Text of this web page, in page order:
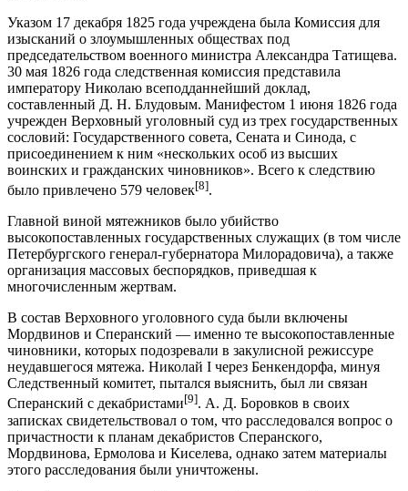
Указом 17 декабря 1825 года учреждена была Комиссия для
изысканий о злоумышленных обществах под
председательством военного министра Александра Татищева.
30 мая 1826 года следственная комиссия представила
императору Николаю всеподданнейший доклад,
составленный Д. Н. Блудовым. Манифестом 1 июня 1826 года
учрежден Верховный уголовный суд из трех государственных
сословий: Государственного совета, Сената и Синода, с
присоединением к ним «нескольких особ из высших
воинских и гражданских чиновников». Всего к следствию
было привлечено 579 человек[8].
Главной виной мятежников было убийство
высокопоставленных государственных служащих (в том числе
Петербургского генерал-губернатора Милорадовича), а также
организация массовых беспорядков, приведшая к
многочисленным жертвам.
В состав Верховного уголовного суда были включены
Мордвинов и Сперанский — именно те высокопоставленные
чиновники, которых подозревали в закулисной режиссуре
неудавшегося мятежа. Николай I через Бенкендорфа, минуя
Следственный комитет, пытался выяснить, был ли связан
Сперанский с декабристами[9]. А. Д. Боровков в своих
записках свидетельствовал о том, что расследовался вопрос о
причастности к планам декабристов Сперанского,
Мордвинова, Ермолова и Киселева, однако затем материалы
этого расследования были уничтожены.